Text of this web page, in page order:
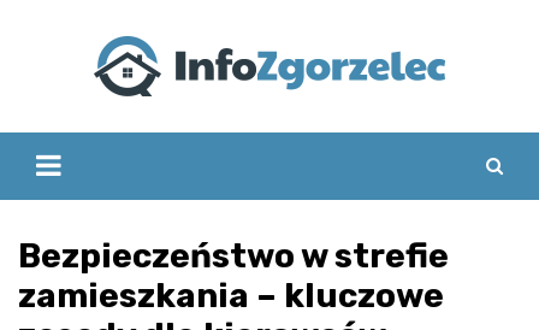
Bezpieczeństwo w strefie
zamieszkania – kluczowe